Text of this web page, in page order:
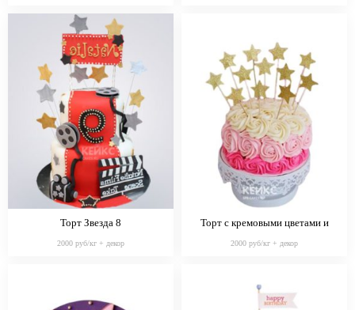
Торт Звезда 8
2000 руб/кг + декор
Торт с кремовыми цветами и
2000 руб/кг + декор